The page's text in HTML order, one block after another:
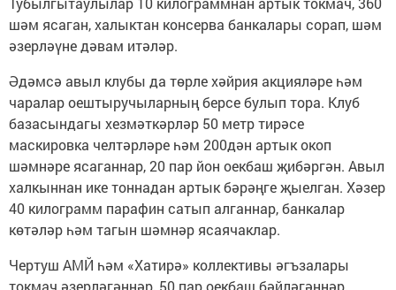
шәм ясаган, халыктан консерва банкалары сорап, шәм
әзерләүне дәвам итәләр.
Әдәмсә авыл клубы да төрле хәйрия акцияләре һәм
чаралар оештыручыларның берсе булып тора. Клуб
базасындагы хезмәткәрләр 50 метр тирәсе
маскировка челтәрләре һәм 200дән артык окоп
шәмнәре ясаганнар, 20 пар йон оекбаш җибәргән. Авыл
халкыннан ике тоннадан артык бәрәңге җыелган. Хәзер
40 килограмм парафин сатып алганнар, банкалар
көтәләр һәм тагын шәмнәр ясаячаклар.
Чертуш АМЙ һәм «Хатирә» коллективы әгъзалары
токмач әзерләгәннәр, 50 пар оекбаш бәйләгәннәр,